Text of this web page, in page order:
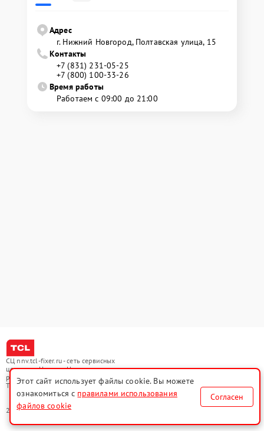
Адрес
г. Нижний Новгород, Полтавская улица, 15
Контакты
+7 (831) 231-05-25
+7 (800) 100-33-26
Время работы
Работаем с 09:00 до 21:00
СЦ nnv.tcl-fixer.ru - сеть сервисных
центров в Нижнем Новгороде по
ремонту и обслуживанию техники
TCL
2021-2026 © СЦ nnv.tcl-fixer.ru
Этот сайт использует файлы cookie. Вы можете
ознакомиться с правилами использования
файлов cookie
Согласен